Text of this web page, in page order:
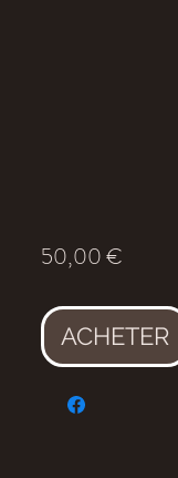
50,00 €Prix
ACHETER